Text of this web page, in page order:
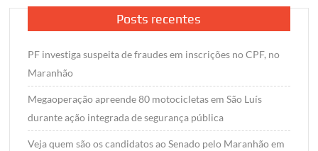
Posts recentes
PF investiga suspeita de fraudes em inscrições no CPF, no
Maranhão
Megaoperação apreende 80 motocicletas em São Luís
durante ação integrada de segurança pública
Veja quem são os candidatos ao Senado pelo Maranhão em